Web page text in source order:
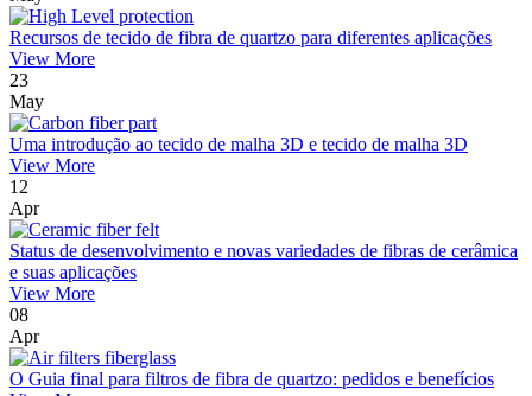
Recursos de tecido de fibra de quartzo para diferentes aplicações
View More
23
May
Uma introdução ao tecido de malha 3D e tecido de malha 3D
View More
12
Apr
Status de desenvolvimento e novas variedades de fibras de cerâmica
e suas aplicações
View More
08
Apr
O Guia final para filtros de fibra de quartzo: pedidos e benefícios